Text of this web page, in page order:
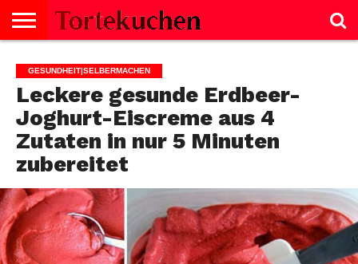
SALZIGE
GERICHTE
TORTE
SELBERMACHEN
NACHTISCH
SALAT
GEBÄCK
KEKSE
BROT
SCHNITTEN
BISKUITROLLE
CREMES
FISCH
GESUNDHEIT
MUFFINS
NACHTISCH
SUPPE
TIPPS
GESUNDHEIT|SELBERMACHEN
Leckere gesunde Erdbeer-
Joghurt-Eiscreme aus 4
Zutaten in nur 5 Minuten
zubereitet